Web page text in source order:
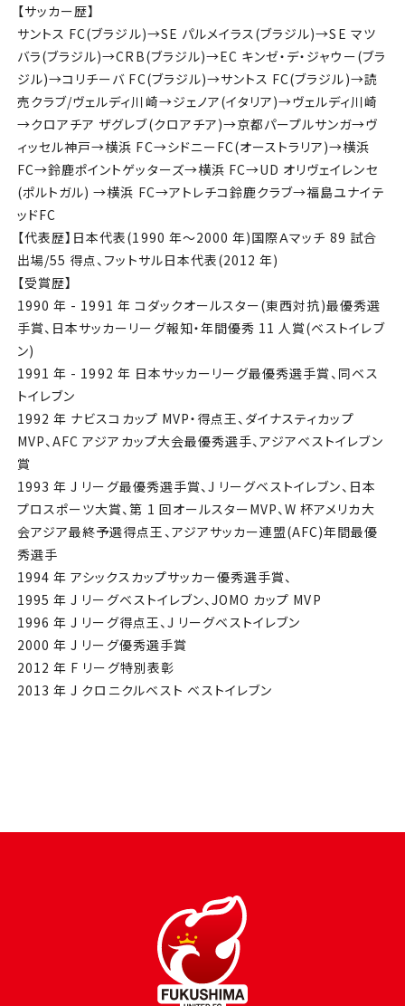
【サッカー歴】
サントス FC(ブラジル)→SE パルメイラス(ブラジル)→SE マツ
バラ(ブラジル)→CRB(ブラジル)→EC キンゼ・デ・ジャウー(ブラ
ジル)→コリチーバ FC(ブラジル)→サントス FC(ブラジル)→読
売クラブ/ヴェルディ川崎→ジェノア(イタリア)→ヴェルディ川崎
→クロアチア ザグレブ(クロアチア)→京都パープルサンガ→ヴ
ィッセル神⼾→横浜 FC→シドニーFC(オーストラリア)→横浜
FC→鈴⿅ポイントゲッターズ→横浜 FC→UD オリヴェイレンセ
(ポルトガル) →横浜 FC→アトレチコ鈴⿅クラブ→福島ユナイテ
ッドFC
【代表歴】⽇本代表(1990 年〜2000 年)国際Ａマッチ 89 試合
出場/55 得点、フットサル⽇本代表(2012 年)
【受賞歴】
1990 年 - 1991 年 コダックオールスター(東⻄対抗)最優秀選
⼿賞、⽇本サッカーリーグ報知・年間優秀 11 ⼈賞(ベストイレブ
ン)
1991 年 - 1992 年 ⽇本サッカーリーグ最優秀選⼿賞、同ベス
トイレブン
1992 年 ナビスコカップ MVP・得点王、ダイナスティカップ
MVP、AFC アジアカップ⼤会最優秀選⼿、アジアベストイレブン
賞
1993 年 J リーグ最優秀選⼿賞、J リーグベストイレブン、⽇本
プロスポーツ⼤賞、第 1 回オールスターMVP、W 杯アメリカ⼤
会アジア最終予選得点王、アジアサッカー連盟(AFC)年間最優
秀選⼿
1994 年 アシックスカップサッカー優秀選⼿賞、
1995 年 J リーグベストイレブン、JOMO カップ MVP
1996 年 J リーグ得点王、J リーグベストイレブン
2000 年 J リーグ優秀選⼿賞
2012 年 F リーグ特別表彰
2013 年 J クロニクルベスト ベストイレブン